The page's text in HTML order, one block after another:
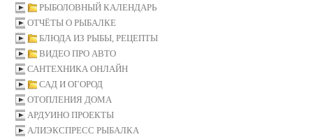
РЫБОЛОВНЫЙ КАЛЕНДАРЬ
ОТЧЁТЫ О РЫБАЛКЕ
БЛЮДА ИЗ РЫБЫ, РЕЦЕПТЫ
ВИДЕО ПРО АВТО
САНТЕХНИКА ОНЛАЙН
САД И ОГОРОД
ОТОПЛЕНИЯ ДОМА
АРДУИНО ПРОЕКТЫ
АЛИЭКСПРЕСС РЫБАЛКА